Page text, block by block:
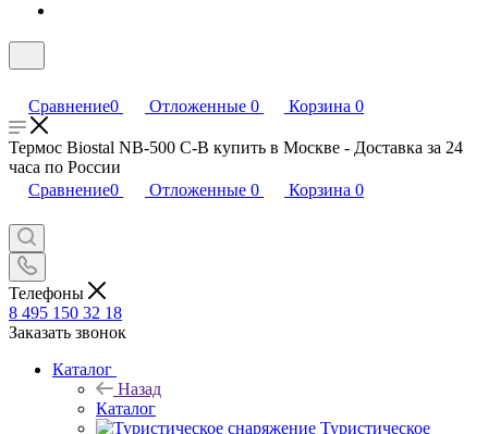
Сравнение0 Отложенные 0 Корзина 0
Термос Biostal NB-500 C-B купить в Москве - Доставка за 24
часа по России
Сравнение0 Отложенные 0 Корзина 0
Телефоны
8 495 150 32 18
Заказать звонок
Каталог
Назад
Каталог
Туристическое